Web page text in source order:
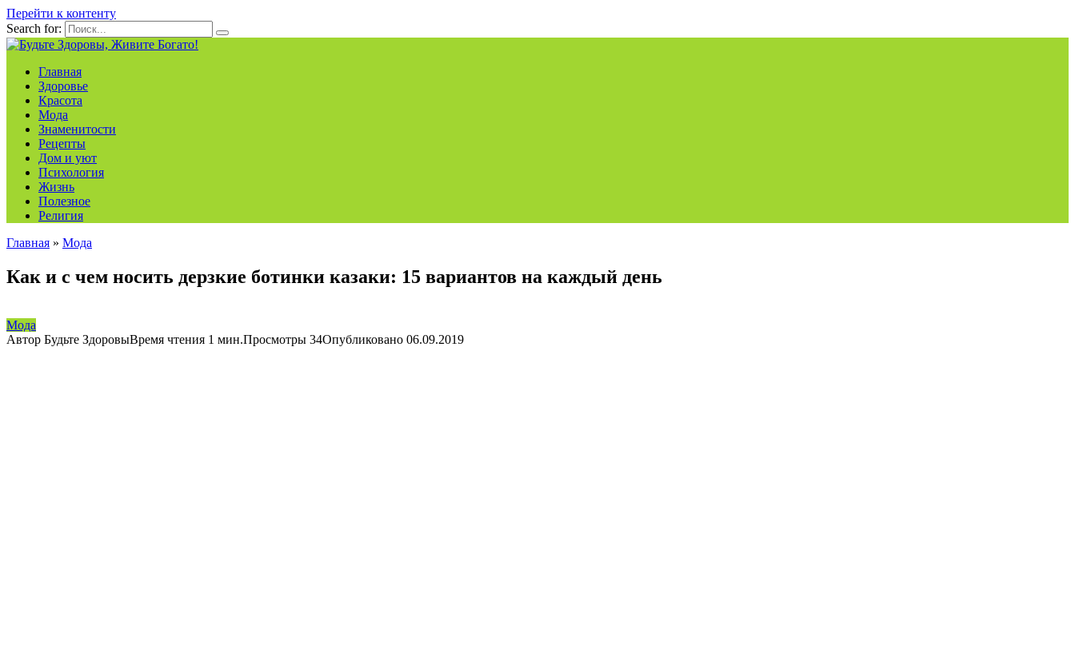
Перейти к контенту
Search for:
Главная
Здоровье
Красота
Мода
Знаменитости
Рецепты
Дом и уют
Психология
Жизнь
Полезное
Религия
Главная » Мода
Как и с чем носить дерзкие ботинки казаки: 15 вариантов на каждый день
Мода
Автор Будьте ЗдоровыВремя чтения 1 мин.Просмотры 34Опубликовано 06.09.2019